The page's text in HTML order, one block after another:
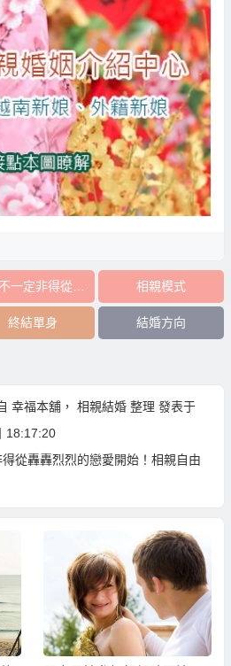
相親模式
終結單身 結婚方向
幸福本舖， 相親結婚整理 發表于
18:17:20
從轟轟烈烈的戀愛開始！相親自由